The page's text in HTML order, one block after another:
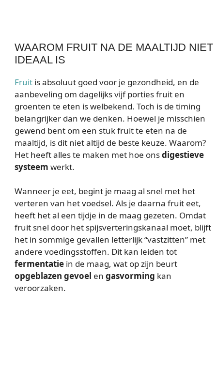
WAAROM FRUIT NA DE MAALTIJD NIET
IDEAAL IS
Fruit is absoluut goed voor je gezondheid, en de
aanbeveling om dagelijks vijf porties fruit en
groenten te eten is welbekend. Toch is de timing
belangrijker dan we denken. Hoewel je misschien
gewend bent om een stuk fruit te eten na de
maaltijd, is dit niet altijd de beste keuze. Waarom?
Het heeft alles te maken met hoe onsdigestieve
systeem werkt.
Wanneer je eet, begint je maag al snel met het
verteren van het voedsel. Als je daarna fruit eet,
heeft het al een tijdje in de maag gezeten. Omdat
fruit snel door het spijsverteringskanaal moet, blijft
het in sommige gevallen letterlijk “vastzitten” met
andere voedingsstoffen. Dit kan leiden tot
fermentatie in de maag, wat op zijn beurt
opgeblazen gevoel en gasvorming kan
veroorzaken.